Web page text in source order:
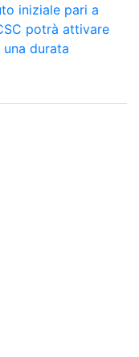
iniziale pari a
potrà attivare
durata